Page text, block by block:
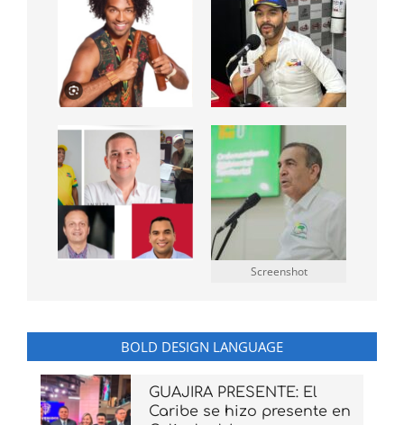
Screenshot
BOLD DESIGN LANGUAGE
GUAJIRA PRESENTE: El
Caribe se hizo presente en